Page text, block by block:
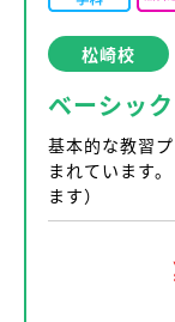
松崎校
ベーシッ
基本的な教習
まれています
ます）